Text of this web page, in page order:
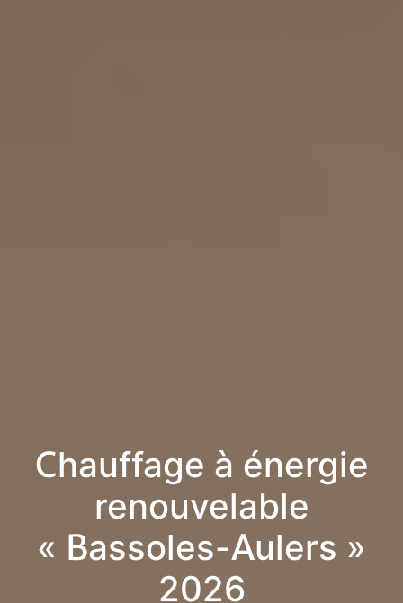
Chauffage à énergie
renouvelable
« Bassoles-Aulers »
2026